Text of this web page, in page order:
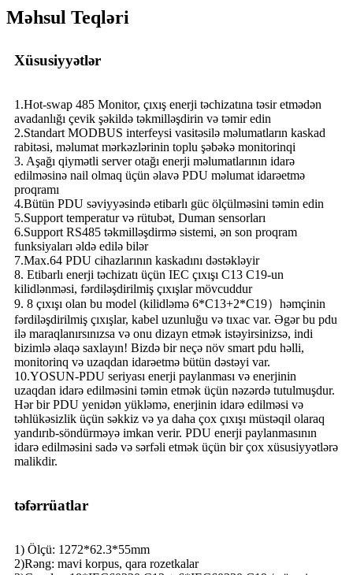
Məhsul Teqləri
Xüsusiyyətlər
1.Hot-swap 485 Monitor, çıxış enerji təchizatına təsir etmədən
avadanlığı çevik şəkildə təkmilləşdirin və təmir edin
2.Standart MODBUS interfeysi vasitəsilə məlumatların kaskad
rabitəsi, məlumat mərkəzlərinin toplu şəbəkə monitorinqi
3. Aşağı qiymətli server otağı enerji məlumatlarının idarə
edilməsinə nail olmaq üçün əlavə PDU məlumat idarəetmə
proqramı
4.Bütün PDU səviyyəsində etibarlı güc ölçülməsini təmin edin
5.Support temperatur və rütubət, Duman sensorları
6.Support RS485 təkmilləşdirmə sistemi, ən son proqram
funksiyaları əldə edilə bilər
7.Max.64 PDU cihazlarının kaskadını dəstəkləyir
8. Etibarlı enerji təchizatı üçün IEC çıxışı C13 C19-un
kilidlənməsi, fərdiləşdirilmiş çıxışlar mövcuddur
9. 8 çıxışı olan bu model (kilidləmə 6*C13+2*C19）həmçinin
fərdiləşdirilmiş çıxışlar, kabel uzunluğu və tıxac var. Əgər bu pdu
ilə maraqlanırsınızsa və onu dizayn etmək istəyirsinizsə, indi
bizimlə əlaqə saxlayın! Bizdə bir neçə növ smart pdu həlli,
monitorinq və uzaqdan idarəetmə bütün dəstəyi var.
10.YOSUN-PDU seriyası enerji paylanması və enerjinin
uzaqdan idarə edilməsini təmin etmək üçün nəzərdə tutulmuşdur.
Hər bir PDU yenidən yükləmə, enerjinin idarə edilməsi və
təhlükəsizlik üçün səkkiz və ya daha çox çıxışı müstəqil olaraq
yandırıb-söndürməyə imkan verir. PDU enerji paylanmasının
idarə edilməsini sadə və sərfəli etmək üçün bir çox xüsusiyyətlərə
malikdir.
təfərrüatlar
1) Ölçü: 1272*62.3*55mm
2)Rəng: mavi korpus, qara rozetkalar